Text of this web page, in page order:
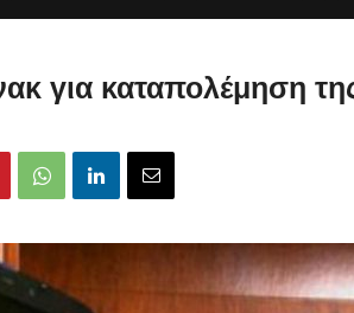
για καταπολέμηση